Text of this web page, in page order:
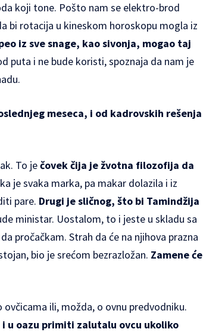
koji tone. Pošto nam se elektro-brod
bi rotacija u kineskom horoskopu mogla iz
iz sve snage, kao sivonja, mogao taj
puta i ne bude koristi, spoznaja da nam je
meseca, i od kadrovskih rešenja
To ječovek čija je žvotna filozofija da
je svaka marka, pa makar dolazila i iz
pare. Drugi je sličnog, što bi Tamindžija
ministar. Uostalom, to i jeste u skladu sa
pročačkam. Strah da će na njihova prazna
bio je srećom bezrazložan. Zamene će
ovčicama ili, možda, o ovnu predvodniku.
u oazu primiti zalutalu ovcu ukoliko